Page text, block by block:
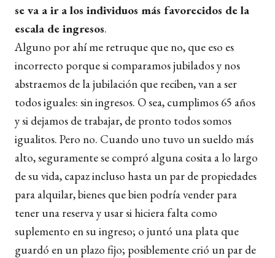
se va a ir a los individuos más favorecidos de la
escala de ingresos.
Alguno por ahí me retruque que no, que eso es
incorrecto porque si comparamos jubilados y nos
abstraemos de la jubilación que reciben, van a ser
todos iguales: sin ingresos. O sea, cumplimos 65 años
y si dejamos de trabajar, de pronto todos somos
igualitos. Pero no. Cuando uno tuvo un sueldo más
alto, seguramente se compró alguna cosita a lo largo
de su vida, capaz incluso hasta un par de propiedades
para alquilar, bienes que bien podría vender para
tener una reserva y usar si hiciera falta como
suplemento en su ingreso; o juntó una plata que
guardó en un plazo fijo; posiblemente crió un par de